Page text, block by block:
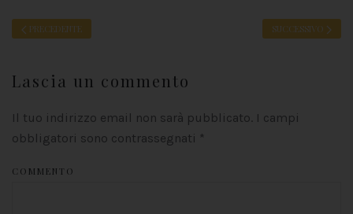
PRECEDENTE SUCCESSIVO
Lascia un commento
Il tuo indirizzo email non sarà pubblicato. I campi
obbligatori sono contrassegnati *
COMMENTO